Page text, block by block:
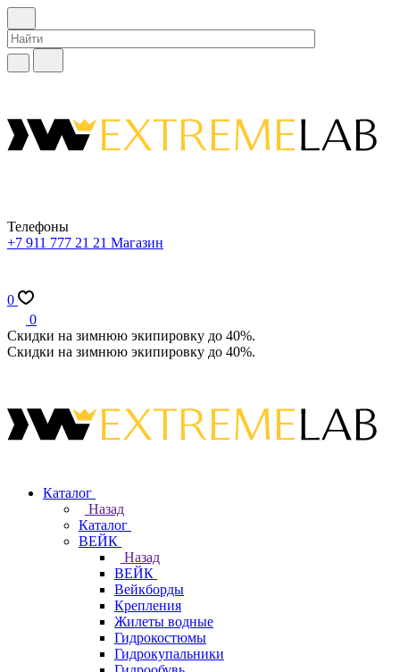
Телефоны
+7 911 777 21 21 Магазин
0
0
Скидки на зимнюю экипировку до 40%.
Скидки на зимнюю экипировку до 40%.
Каталог
Назад
Каталог
ВЕЙК
Назад
ВЕЙК
Вейкборды
Крепления
Жилеты водные
Гидрокостюмы
Гидрокупальники